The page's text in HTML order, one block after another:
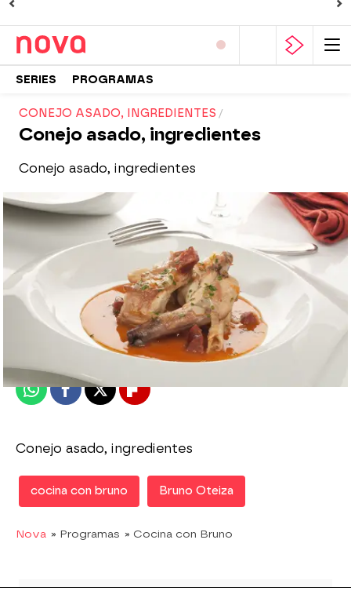
SERIES PROGRAMAS
CONEJO ASADO, INGREDIENTES
Conejo asado, ingredientes
Conejo asado, ingredientes
Nova
06 de junio de 2012, 15:50
WhatsappFacebook
X Flipboard
Conejo asado, ingredientes
cocina con bruno Bruno Oteiza
Nova » Programas » Cocina con Bruno